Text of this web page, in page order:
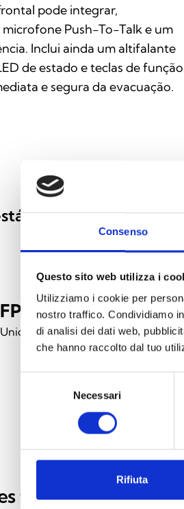
Consenso
Questo sito web utilizza i
Utilizziamo i cookie per
nostro traffico. Condividiamo
di analisi dei dati web,
che hanno raccolto dal tuo
Necessari
Rifiuta
pode integrar,
Push-To-Talk e um
Inclui ainda um altifalante
de estado e teclas de função
e segura da evacuação.
disponível nas
FPAMIAS-G
Unidade de controlo principal para
técnicas